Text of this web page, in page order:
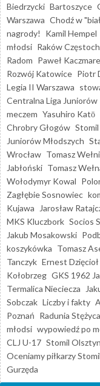
Biedrzycki Bartoszyce
Warszawa Chodź w
nagrody!
Kamil Hempel
młodsi Raków
Radom Paweł
Rozwój Katowice Piotr
Legia II Warszawa
Centralna Liga Juniorów
meczem Yasuhiro Katō
Chrobry Głogów
Juniorów Młodszych
Wrocław Tomasz
Jabłoński Tomasz
Wołodymyr Kowal
Zagłębie Sosnowiec
Kujawa
Jarosław
MKS Kluczbork Socios
Jakub Mosakowski
koszykówka Tomasz
Tanczyk Ernest Dzięcioł
Kołobrzeg GKS 1962
Termalica Nieciecza
Sobczak Liczby i fakty
Poznań Radunia Stężyca
młodsi wypowiedź po
CLJ U-17 Stomil
Oceniamy piłkarzy
Gurzęda